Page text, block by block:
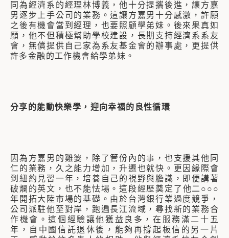
同為經濟系的經理林博義，他十分提攜後進，讓方嘉
男逐步上手公司的業務。這讓方嘉男十分感激，許願
之後有機會當到經理，也要照顧學弟妹。後來果真如
願，他不但積極幫助學校建設，長期支持經濟系系友
會，無償提供自己家為系友基金會的辦事處，更提供
許多金融的工作機會給學弟妹。
分享的能動快樂學，迎向幸福的良性循環
因為方嘉男的雞婆，除了管份內的事，也支援其他同
仁的業務，久之能力增加，升遷也就快。更因緣際會
到紐約見習一年，培養自己的視野與膽識，即便講著
破爛的英文，也不能怯場。這段經歷奠定了他二○○○
年開拓大陸市場的基礎。由於台灣銀行業過度競爭，
公司派駐他至對岸，跑遍長江流域，尋找新的業務合
作機會。這個經驗讓他獲益良多，在服務滿二十五
年，自中國信託退休後，能夠再撐起板信的另一片